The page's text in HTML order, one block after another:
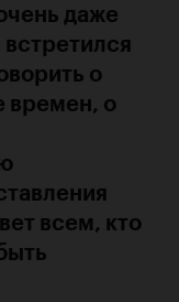
даже
о
времен, о
всем, кто